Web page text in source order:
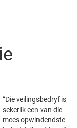
“Die veilingsbedryf is
sekerlik een van die
mees opwindendste